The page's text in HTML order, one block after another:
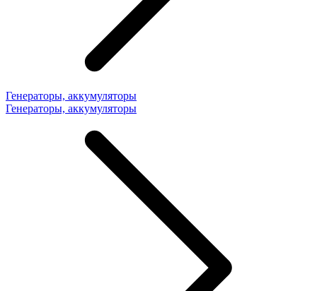
Генераторы, аккумуляторы
Генераторы, аккумуляторы